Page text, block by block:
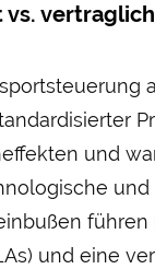
und
und eine